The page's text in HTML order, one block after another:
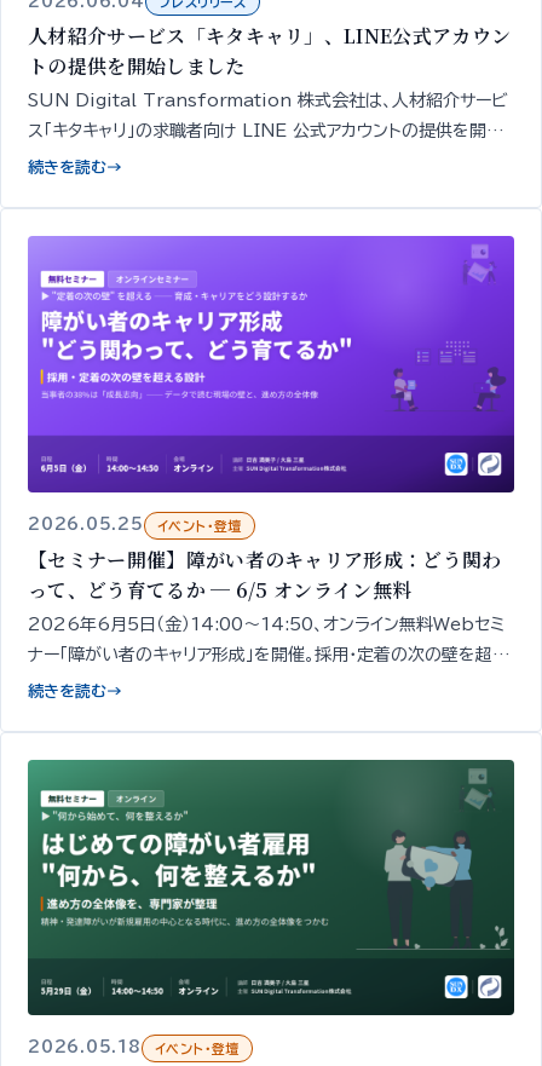
人材紹介サービス「キタキャリ」、LINE公式アカウン
トの提供を開始しました
SUN Digital Transformation 株式会社は、人材紹介サービ
ス「キタキャリ」の求職者向け LINE 公式アカウントの提供を開始
しました。簡易診断・相談・面談や求人紹介の申し込みを、スマート
続きを読む→
2026.05.25 イベント・登壇
【セミナー開催】障がい者のキャリア形成：どう関わ
って、どう育てるか ─ 6/5 オンライン無料
2026年6月5日（金）14:00〜14:50、オンライン無料Webセミ
ナー「障がい者のキャリア形成」を開催。採用・定着の次の壁を超え
るための「現場での関わり方・育成・成長支援」の設計の出発点を、
続きを読む→
2026.05.18 イベント・登壇